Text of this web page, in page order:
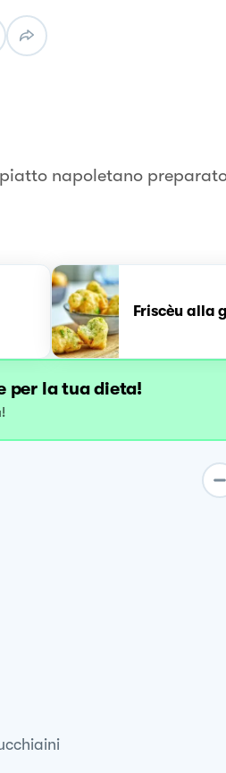
napoletano
Friscèu alla
per la tua dieta!